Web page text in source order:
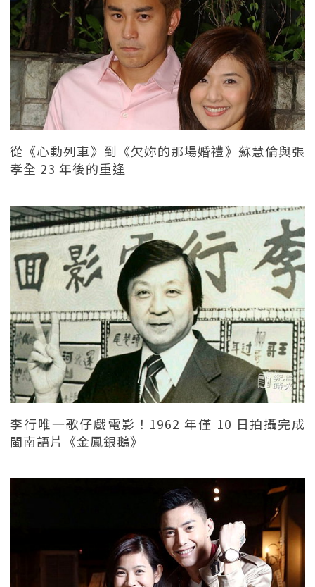
從《心動列車》到《欠妳的那場婚禮》蘇慧倫與張
孝全 23 年後的重逢
李行唯一歌仔戲電影！1962 年僅 10 日拍攝完成
閩南語片《金鳳銀鵝》